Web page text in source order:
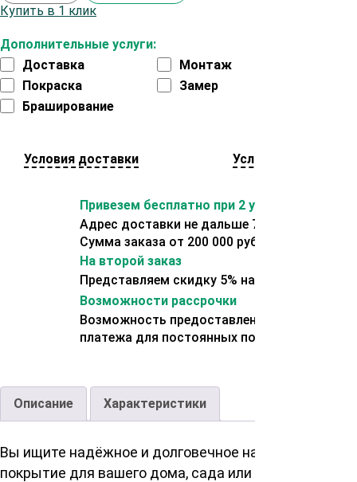
Дополнительные услуги:
Доставка
Монтаж
Покраска
Замер
Браширование
Купить в 1 клик
Условия доставки Условия оплаты
Привезем бесплатно при 2 условиях:
Адрес доставки не дальше 70 км от склада.
Сумма заказа от 200 000 рублей.
На второй заказ
Представляем скидку 5% на второй заказ
Возможности рассрочки
Возможность предоставления отсрочки
платежа для постоянных покупателей.
Описание Характеристики
Вы ищите надёжное и долговечное напольное
покрытие для вашего дома, сада или пирса? Наша